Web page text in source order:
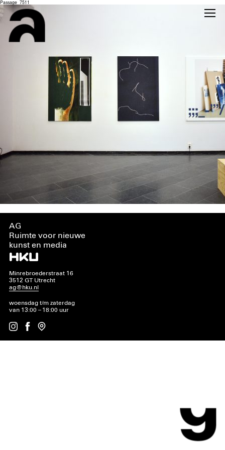
Passage_7511
AG
Ruimte voor nieuwe
kunst en media
Minrebroederstraat 16
3512 GT Utrecht
ag@hku.nl
woensdag t/m zaterdag
van 13:00 – 18:00 uur